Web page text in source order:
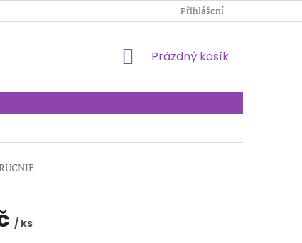
OCHRANY OSOBNÍCH ÚDAJŮ KONTAKTY
Přihlášení
NÁKUPNÍ
Prázdný košík
/ ks